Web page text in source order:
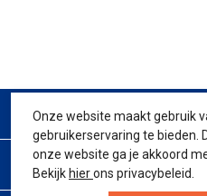
CONTACT
KLANTENSERVICE
Onze website maakt gebruik
gebruikerservaring te bieden.
onze website ga je akkoord
Bekijk hierons privacybeleid.